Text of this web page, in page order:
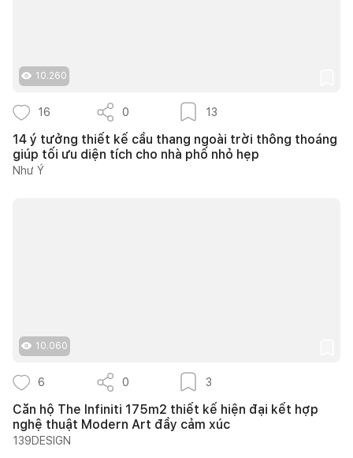
10.260
16 0 13
14 ý tưởng thiết kế cầu thang ngoài trời thông thoáng
giúp tối ưu diện tích cho nhà phố nhỏ hẹp
Như Ý
10.060
6 0 3
Căn hộ The Infiniti 175m2 thiết kế hiện đại kết hợp
nghệ thuật Modern Art đầy cảm xúc
139DESIGN